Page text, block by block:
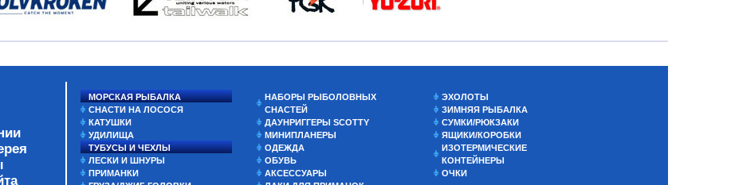
МОРСКАЯ РЫБАЛКА
СНАСТИ НА ЛОСОСЯ
КАТУШКИ
УДИЛИЩА
ТУБУСЫ И ЧЕХЛЫ
ЛЕСКИ И ШНУРЫ
ПРИМАНКИ
НАБОРЫ РЫБОЛОВНЫХ
СНАСТЕЙ
ДАУНРИГГЕРЫ SCOTTY
МИНИПЛАНЕРЫ
ОДЕЖДА
ОБУВЬ
АКСЕССУАРЫ
ЭХОЛОТЫ
ЗИМНЯЯ РЫБАЛКА
СУМКИ/РЮКЗАКИ
ЯЩИКИ/КОРОБКИ
ИЗОТЕРМИЧЕСКИЕ
КОНТЕЙНЕРЫ
ОЧКИ